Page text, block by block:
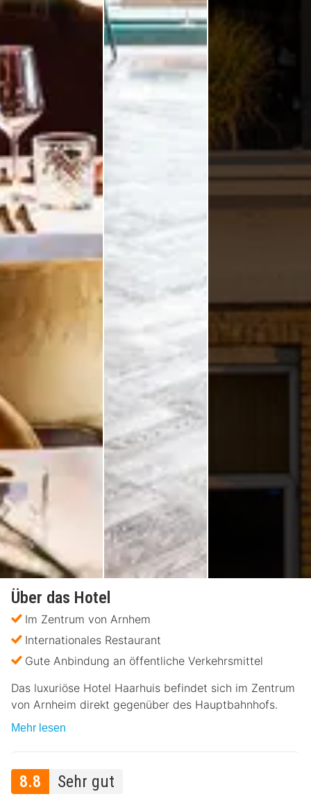
Über das Hotel
Im Zentrum von Arnhem
Internationales Restaurant
Gute Anbindung an öffentliche Verkehrsmittel
Das luxuriöse Hotel Haarhuis befindet sich im Zentrum
von Arnheim direkt gegenüber des Hauptbahnhofs.
Mehr lesen
8.8 Sehr gut